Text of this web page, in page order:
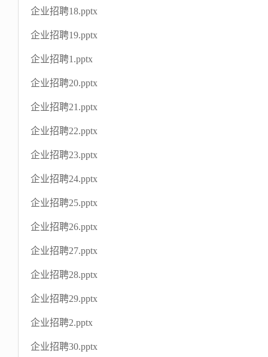
企业招聘18.pptx
企业招聘19.pptx
企业招聘1.pptx
企业招聘20.pptx
企业招聘21.pptx
企业招聘22.pptx
企业招聘23.pptx
企业招聘24.pptx
企业招聘25.pptx
企业招聘26.pptx
企业招聘27.pptx
企业招聘28.pptx
企业招聘29.pptx
企业招聘2.pptx
企业招聘30.pptx